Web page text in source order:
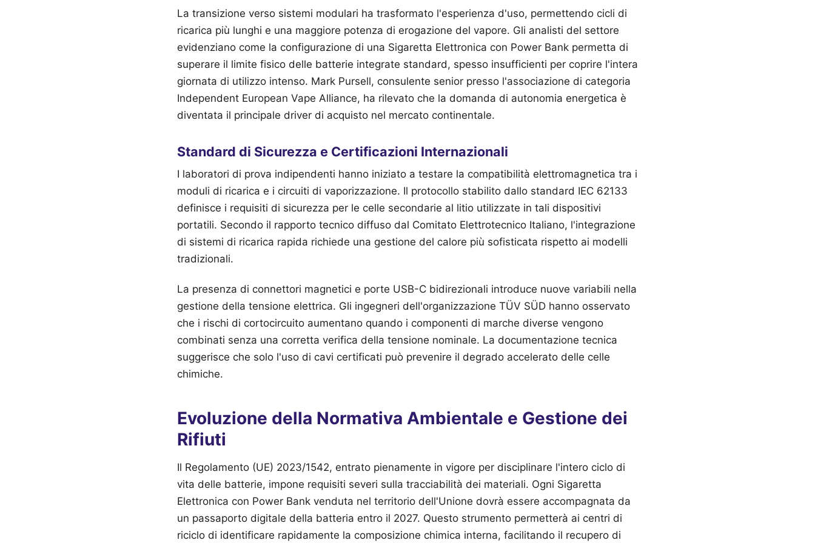
La transizione verso sistemi modulari ha trasformato l'esperienza d'uso, permettendo cicli di
ricarica più lunghi e una maggiore potenza di erogazione del vapore. Gli analisti del settore
evidenziano come la configurazione di una Sigaretta Elettronica con Power Bank permetta di
superare il limite fisico delle batterie integrate standard, spesso insufficienti per coprire l'intera
giornata di utilizzo intenso. Mark Pursell, consulente senior presso l'associazione di categoria
Independent European Vape Alliance, ha rilevato che la domanda di autonomia energetica è
diventata il principale driver di acquisto nel mercato continentale.
Standard di Sicurezza e Certificazioni Internazionali
I laboratori di prova indipendenti hanno iniziato a testare la compatibilità elettromagnetica tra i
moduli di ricarica e i circuiti di vaporizzazione. Il protocollo stabilito dallo standard IEC 62133
definisce i requisiti di sicurezza per le celle secondarie al litio utilizzate in tali dispositivi
portatili. Secondo il rapporto tecnico diffuso dal Comitato Elettrotecnico Italiano, l'integrazione
di sistemi di ricarica rapida richiede una gestione del calore più sofisticata rispetto ai modelli
tradizionali.
La presenza di connettori magnetici e porte USB-C bidirezionali introduce nuove variabili nella
gestione della tensione elettrica. Gli ingegneri dell'organizzazione TÜV SÜD hanno osservato
che i rischi di cortocircuito aumentano quando i componenti di marche diverse vengono
combinati senza una corretta verifica della tensione nominale. La documentazione tecnica
suggerisce che solo l'uso di cavi certificati può prevenire il degrado accelerato delle celle
chimiche.
Evoluzione della Normativa Ambientale e Gestione dei
Rifiuti
Il Regolamento (UE) 2023/1542, entrato pienamente in vigore per disciplinare l'intero ciclo di
vita delle batterie, impone requisiti severi sulla tracciabilità dei materiali. Ogni Sigaretta
Elettronica con Power Bank venduta nel territorio dell'Unione dovrà essere accompagnata da
un passaporto digitale della batteria entro il 2027. Questo strumento permetterà ai centri di
riciclo di identificare rapidamente la composizione chimica interna, facilitando il recupero di